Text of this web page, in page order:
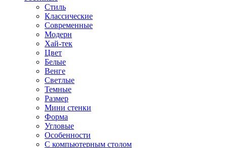
Стиль
Классические
Современные
Модерн
Хай-тек
Цвет
Белые
Венге
Светлые
Темные
Размер
Мини стенки
Форма
Угловые
Особенности
С компьютерным столом